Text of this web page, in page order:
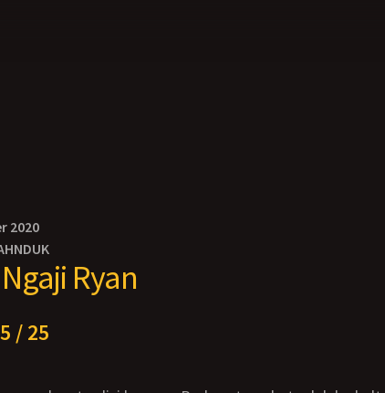
2020
Ryan
/ 25